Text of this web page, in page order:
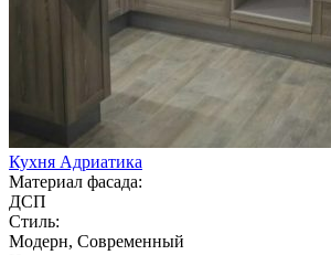
Кухня Адриатика
Материал фасада:
ДСП
Стиль:
Модерн, Современный